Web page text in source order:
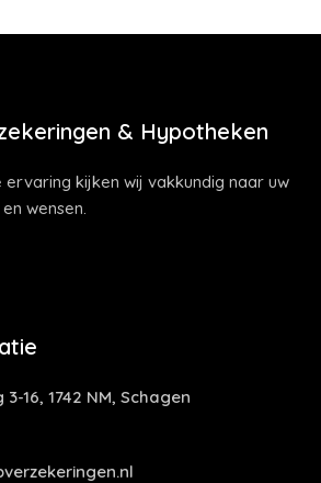
& Hypotheken
kijken wij vakkundig naar uw
wensen.
16, 1742 NM, Schagen